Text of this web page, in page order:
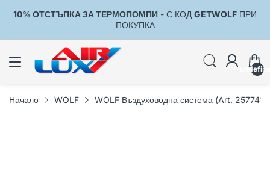
10% ОТСТЪПКА ЗА ТЕРМОПОМПИ - С КОД GETWOLF ПРИ
ПОКУПКА
Начало WOLF WOLF Въздуховодна система (Art. 2577411)